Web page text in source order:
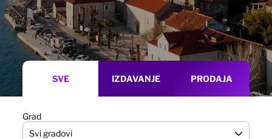
SVE IZDAVANJE PRODAJA
Grad
Svi gradovi